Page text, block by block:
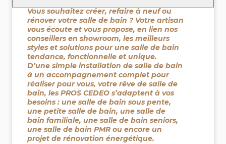
Vous souhaitez créer, refaire à neuf ou
rénover votre salle de bain ? Votre artisan
vous écoute et vous propose, en lien nos
conseillers en showroom, les meilleurs
styles et solutions pour une salle de bain
tendance, fonctionnelle et unique.
D’une simple installation de salle de bain
à un accompagnement complet pour
réaliser pour vous, votre rêve de salle de
bain, les PROS CEDEO s’adaptent à vos
besoins : une salle de bain sous pente,
une petite salle de bain, une salle de
bain familiale, une salle de bain seniors,
une salle de bain PMR ou encore un
projet de rénovation énergétique.